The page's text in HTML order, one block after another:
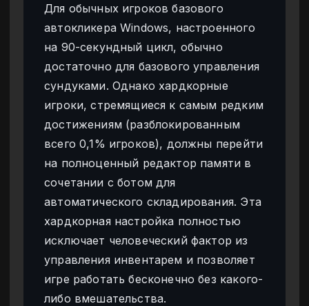
Для обычных игроков базового
автокликера Windows, настроенного
на 90-секундный цикл, обычно
достаточно для базового управления
сундуками. Однако хардкорные
игроки, стремящиеся к самым редким
достижениям (разблокированным
всего 0,1% игроков), должны перейти
на полноценный редактор памяти в
сочетании с ботом для
автоматического складирования. Эта
хардкорная настройка полностью
исключает человеческий фактор из
управления инвентарем и позволяет
игре работать бесконечно без какого-
либо вмешательства.